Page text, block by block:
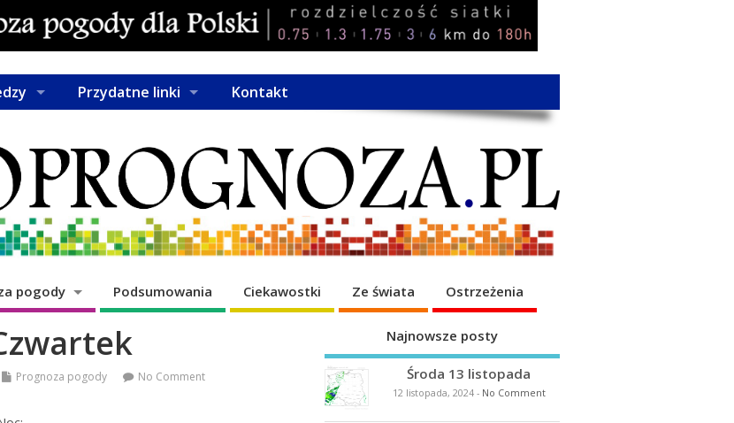
Przydatne linki Kontakt
pogody Podsumowania Ciekawostki Ze świata Ostrzeżenia
Prognoza pogody No Comment
Najnowsze posty
Środa 13 listopada
12 listopada, 2024- No Comment